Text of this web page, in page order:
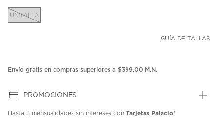
UNITALLA
GUÍA DE TALLAS
Envío gratis en compras superiores a $399.00 M.N.
PROMOCIONES
Hasta 3 mensualidades sin intereses con Tarjetas Palacio*